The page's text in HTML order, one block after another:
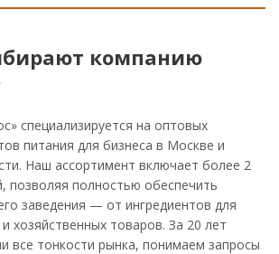
компанию
специализируется на оптовых
питания для бизнеса в Москве и
Наш ассортимент включает более 2
позволяя полностью обеспечить
заведения — от ингредиентов для
хозяйственных товаров. За 20 лет
все тонкости рынка, понимаем запросы